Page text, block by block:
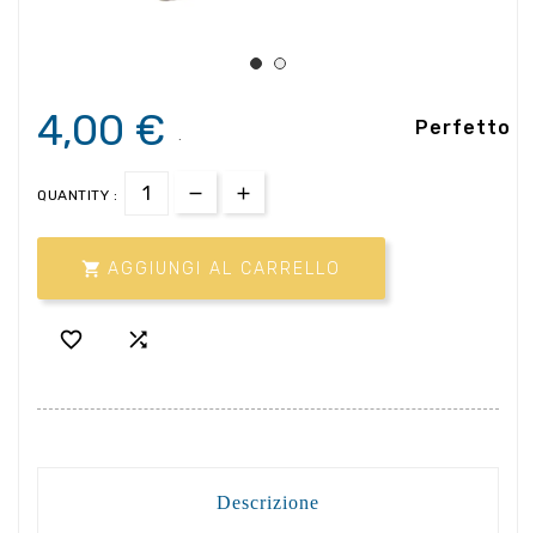
Perfetto
4,00 € .
QUANTITY :
 AGGIUNGI AL CARRELLO
 
Descrizione